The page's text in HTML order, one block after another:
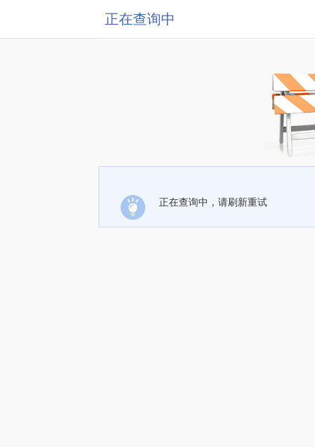
正在查询中
正在查询中，请刷新重试